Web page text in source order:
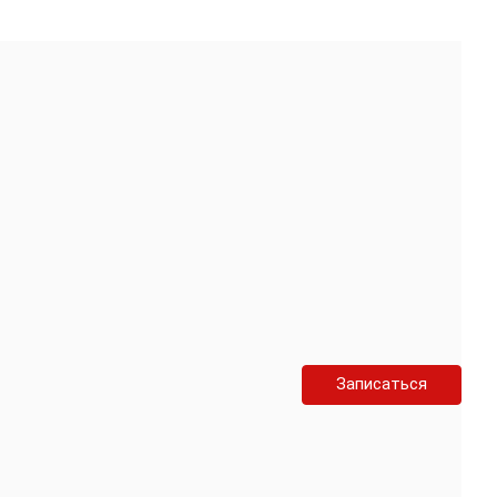
Записаться